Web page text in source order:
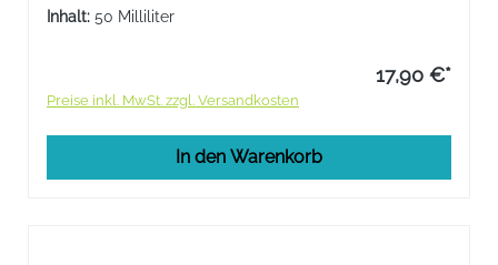
Inhalt: 50 Milliliter
17,90 €*
Preise inkl. MwSt. zzgl. Versandkosten
In den Warenkorb